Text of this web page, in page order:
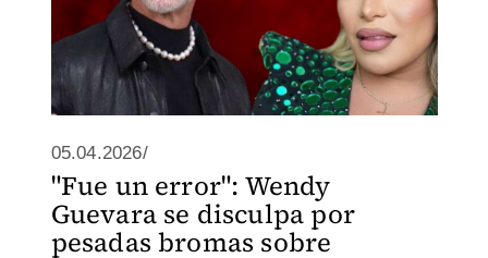
05.04.2026/
"Fue un error": Wendy
Guevara se disculpa por
pesadas bromas sobre